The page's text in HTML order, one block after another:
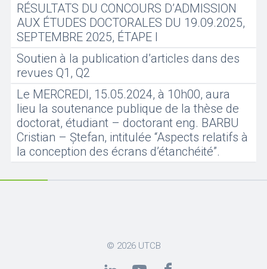
RÉSULTATS DU CONCOURS D’ADMISSION
AUX ÉTUDES DOCTORALES DU 19.09.2025,
SEPTEMBRE 2025, ÉTAPE I
Soutien à la publication d’articles dans des
revues Q1, Q2
Le MERCREDI, 15.05.2024, à 10h00, aura
lieu la soutenance publique de la thèse de
doctorat, étudiant – doctorant eng. BARBU
Cristian – Ștefan, intitulée “Aspects relatifs à
la conception des écrans d’étanchéité”.
© 2026 UTCB